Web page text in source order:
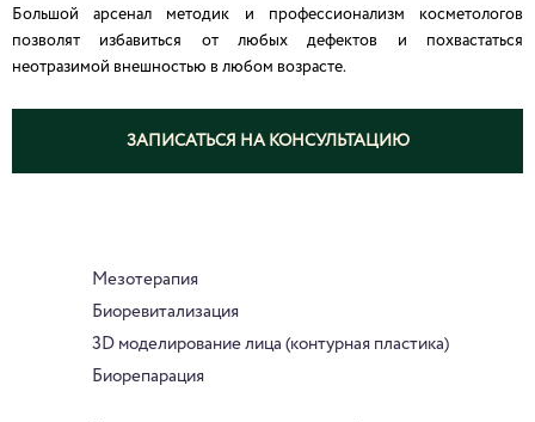
Большой арсенал методик и профессионализм косметологов
позволят избавиться от любых дефектов и похвастаться
неотразимой внешностью в любом возрасте.
ЗАПИСАТЬСЯ НА КОНСУЛЬТАЦИЮ
Мезотерапия
Биоревитализация
3D моделирование лица (контурная пластика)
Биорепарация